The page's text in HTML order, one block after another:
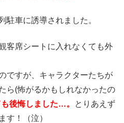
駐車に誘導されました。
客席シートに入れなくても外
ですが、キャラクターたちが
ら(怖がるかもしれなかったの
後悔しました…。
とりあえず
す！（泣）